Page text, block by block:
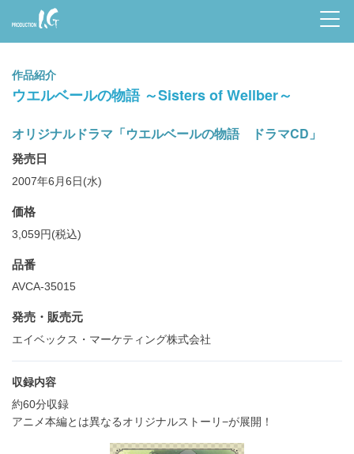
Prod
uctio
n I.G
作品紹介
ウエルベールの物語 ～Sisters of Wellber～
オリジナルドラマ「ウエルベールの物語 ドラマCD」
発売日
2007年6月6日(水)
価格
3,059円(税込)
品番
AVCA-35015
発売・販売元
エイベックス・マーケティング株式会社
収録内容
約60分収録
アニメ本編とは異なるオリジナルストーリ−が展開！